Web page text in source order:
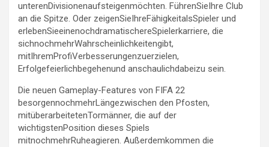
unterenDivisionenaufsteigenmöchten. FührenSieIhre Club
an die Spitze. Oder zeigenSieIhreFähigkeitalsSpieler und
erlebenSieeinenochdramatischereSpielerkarriere, die
sichnochmehrWahrscheinlichkeitengibt,
mitIhremProfiVerbesserungenzuerzielen,
Erfolgefeierlichbegehenund anschaulichdabeizu sein.
Die neuen Gameplay-Features von FIFA 22
besorgennochmehrLängezwischen den Pfosten,
mitüberarbeitetenTormänner, die auf der
wichtigstenPosition dieses Spiels
mitnochmehrRuheagieren. Außerdemkommen die